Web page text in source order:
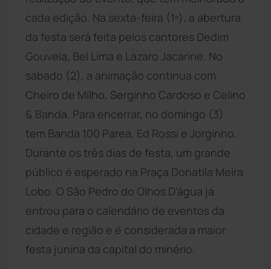
cada edição. Na sexta-feira (1º), a abertura
da festa será feita pelos cantores Dedim
Gouveia, Bel Lima e Lázaro Jacarine. No
sábado (2), a animação continua com
Cheiro de Milho, Serginho Cardoso e Celino
& Banda. Para encerrar, no domingo (3)
tem Banda 100 Parea, Ed Rossi e Jorginho.
Durante os três dias de festa, um grande
público é esperado na Praça Donatila Meira
Lobo. O São Pedro do Olhos D’água já
entrou para o calendário de eventos da
cidade e região e é considerada a maior
festa junina da capital do minério.